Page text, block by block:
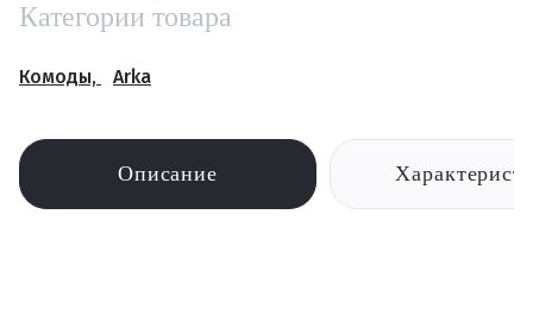
Категории товара
Комоды, Arka
Описание